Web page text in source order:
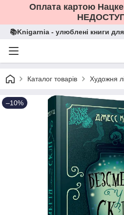
Оплата картою
📚Knigarnia - улюблені книги
Каталог товарів Художня
–10%